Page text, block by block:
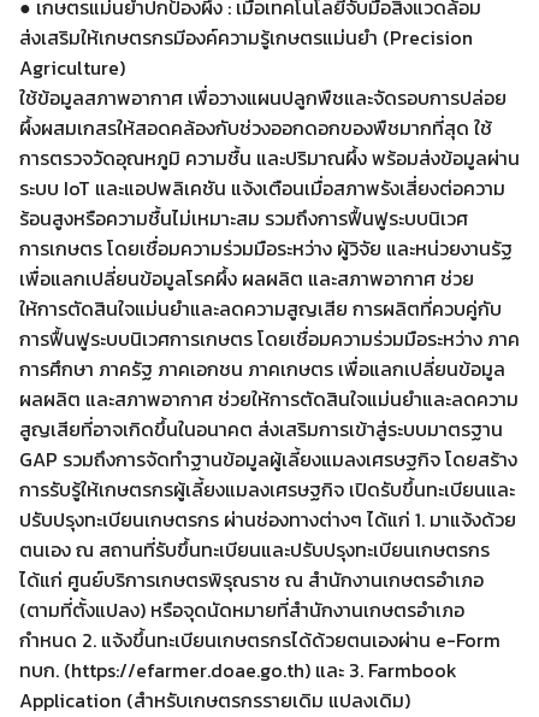
Search
for:
● เกษตรแม่นยำปกป้องผึ้ง : เมื่อเทคโนโลยีจับมือสิ่งแวดล้อม
ส่งเสริมให้เกษตรกรมีองค์ความรู้เกษตรแม่นยำ (Precision
Agriculture)
ใช้ข้อมูลสภาพอากาศ เพื่อวางแผนปลูกพืชและจัดรอบการปล่อย
ผึ้งผสมเกสรให้สอดคล้องกับช่วงออกดอกของพืชมากที่สุด ใช้
การตรวจวัดอุณหภูมิ ความชื้น และปริมาณผึ้ง พร้อมส่งข้อมูลผ่าน
ระบบ IoT และแอปพลิเคชัน แจ้งเตือนเมื่อสภาพรังเสี่ยงต่อความ
ร้อนสูงหรือความชื้นไม่เหมาะสม รวมถึงการฟื้นฟูระบบนิเวศ
การเกษตร โดยเชื่อมความร่วมมือระหว่าง ผู้วิจัย และหน่วยงานรัฐ
เพื่อแลกเปลี่ยนข้อมูลโรคผึ้ง ผลผลิต และสภาพอากาศ ช่วย
ให้การตัดสินใจแม่นยำและลดความสูญเสีย การผลิตที่ควบคู่กับ
การฟื้นฟูระบบนิเวศการเกษตร โดยเชื่อมความร่วมมือระหว่าง ภาค
การศึกษา ภาครัฐ ภาคเอกชน ภาคเกษตร เพื่อแลกเปลี่ยนข้อมูล
ผลผลิต และสภาพอากาศ ช่วยให้การตัดสินใจแม่นยำและลดความ
สูญเสียที่อาจเกิดขึ้นในอนาคต ส่งเสริมการเข้าสู่ระบบมาตรฐาน
GAP รวมถึงการจัดทำฐานข้อมูลผู้เลี้ยงแมลงเศรษฐกิจ โดยสร้าง
การรับรู้ให้เกษตรกรผู้เลี้ยงแมลงเศรษฐกิจ เปิดรับขึ้นทะเบียนและ
ปรับปรุงทะเบียนเกษตรกร ผ่านช่องทางต่างๆ ได้แก่ 1. มาแจ้งด้วย
ตนเอง ณ สถานที่รับขึ้นทะเบียนและปรับปรุงทะเบียนเกษตรกร
ได้แก่ ศูนย์บริการเกษตรพิรุณราช ณ สำนักงานเกษตรอำเภอ
(ตามที่ตั้งแปลง) หรือจุดนัดหมายที่สำนักงานเกษตรอำเภอ
กำหนด 2. แจ้งขึ้นทะเบียนเกษตรกรได้ด้วยตนเองผ่าน e-Form
ทบก. (https://efarmer.doae.go.th) และ 3. Farmbook
Application (สำหรับเกษตรกรรายเดิม แปลงเดิม)